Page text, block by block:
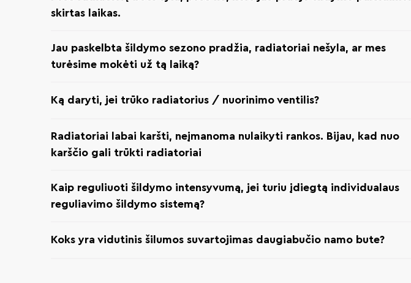
skirtas laikas.
Jau paskelbta šildymo sezono pradžia, radiatoriai nešyla, ar mes
turėsime mokėti už tą laiką?
Ką daryti, jei trūko radiatorius / nuorinimo ventilis?
Radiatoriai labai karšti, neįmanoma nulaikyti rankos. Bijau, kad nuo
karščio gali trūkti radiatoriai
Kaip reguliuoti šildymo intensyvumą, jei turiu įdiegtą individualaus
reguliavimo šildymo sistemą?
Koks yra vidutinis šilumos suvartojimas daugiabučio namo bute?